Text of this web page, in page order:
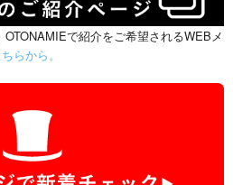
で紹介をご希望されるWEBメ
らから。